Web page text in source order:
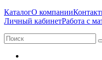
КаталогО компании
Личный кабинетРабота с